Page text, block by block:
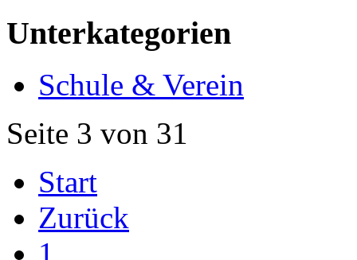
Unterkategorien
Schule & Verein
Seite 3 von 31
Start
Zurück
1